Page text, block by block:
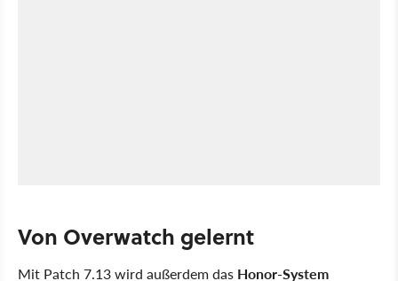
Von Overwatch gelernt
Mit Patch 7.13 wird außerdem das Honor-System